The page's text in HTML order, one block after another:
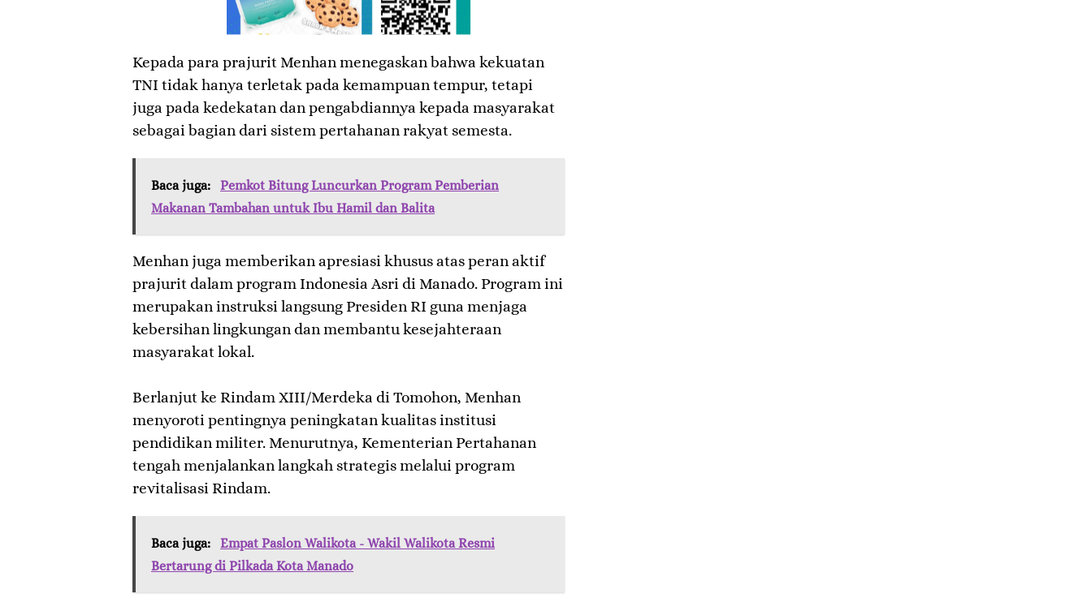
​Kepada para prajurit Menhan menegaskan bahwa kekuatan
TNI tidak hanya terletak pada kemampuan tempur, tetapi
juga pada kedekatan dan pengabdiannya kepada masyarakat
sebagai bagian dari sistem pertahanan rakyat semesta.
Baca juga:
Pemkot Bitung Luncurkan Program Pemberian
Makanan Tambahan untuk Ibu Hamil dan Balita
​Menhan juga memberikan apresiasi khusus atas peran aktif
prajurit dalam program Indonesia Asri di Manado. Program ini
merupakan instruksi langsung Presiden RI guna menjaga
kebersihan lingkungan dan membantu kesejahteraan
masyarakat lokal.
​Berlanjut ke Rindam XIII/Merdeka di Tomohon, Menhan
menyoroti pentingnya peningkatan kualitas institusi
pendidikan militer. Menurutnya, Kementerian Pertahanan
tengah menjalankan langkah strategis melalui program
revitalisasi Rindam.
Baca juga:
Empat Paslon Walikota - Wakil Walikota Resmi
Bertarung di Pilkada Kota Manado